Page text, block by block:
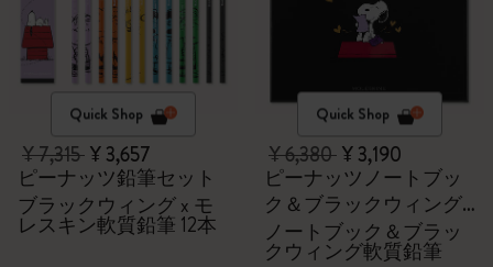
Quick Shop
¥ 7,315¥ 3,657
ピーナッツ鉛筆セット
ブラックウィング x モ
レスキン軟質鉛筆 12本
Quick Shop
¥ 6,380¥ 3,190
ピーナッツノートブッ
ク＆ブラックウィング
鉛筆のセット
ノートブック＆ブラッ
クウィング軟質鉛筆